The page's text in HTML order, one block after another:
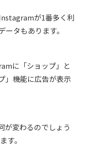
が1番多く利
タもあります。
に「ショップ」と
」機能に広告が表示
が変わるのでしょう
す。